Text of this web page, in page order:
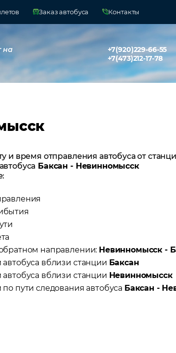
Заказ автобуса Контакты
на
+7(920)229-66-55
+7(473)212-17-78
и время отправления автобуса от
Баксан - Невинномысск
направлении: Невинномысск -
автобуса вблизи станции Баксан
автобуса вблизи станции Невинномысск
по пути следования автобуса Баксан -